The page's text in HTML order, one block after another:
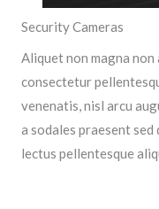
Security Cameras
Aliquet non magna non
consectetur
venenatis, nisl arcu
a sodales praesent sed
lectus pellentesque